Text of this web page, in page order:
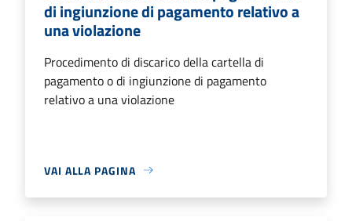
di ingiunzione di pagamento relativo a
una violazione
Procedimento di discarico della cartella di
pagamento o di ingiunzione di pagamento
relativo a una violazione
VAI ALLA PAGINA